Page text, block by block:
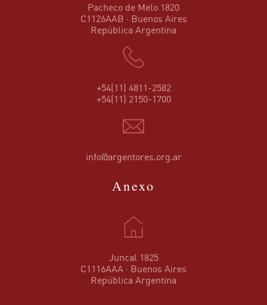
Pacheco de Melo 1820
C1126AAB · Buenos Aires
República Argentina
+54(11) 4811-2582
+54(11) 2150-1700
info@argentores.org.ar
Anexo
Juncal 1825
C1116AAA · Buenos Aires
República Argentina